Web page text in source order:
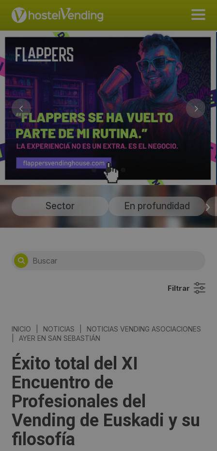
Sector En profundidad
Filtrar
INICIO NOTICIAS
NOTICIAS VENDING ASOCIACIONES
AYER EN SAN SEBASTIÁN
Éxito total del XI
Encuentro de
Profesionales del
Vending de Euskadi y su
filosofía